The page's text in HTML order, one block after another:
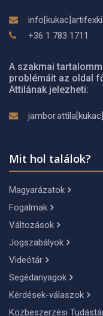
+36 1 783 1711
A szakmai
problémáit az oldal
Attilának jelezheti:
Mit hol találok?
Magyarázatok
Fogalmak
Változások
Jogszabályok
Videótár
Segédanyagok
Kérdések-válaszok
Közbeszerzési